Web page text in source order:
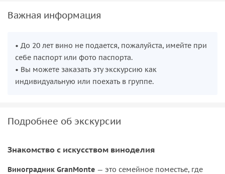
Важная информация
• До 20 лет вино не подается, пожалуйста, имейте при
себе паспорт или фото паспорта.
• Вы можете заказать эту экскурсию как
индивидуальную или поехать в группе.
Подробнее об экскурсии
Знакомство с искусством виноделия
Виноградник GranMonte — это семейное поместье, где